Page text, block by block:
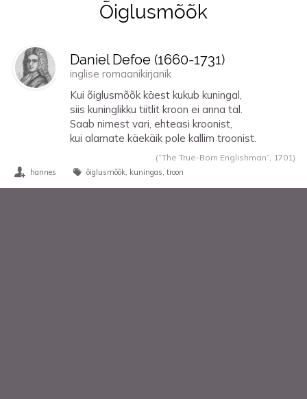
Tsitaadid teemalõiglusmõõk
Õiglusmõõk
Daniel Defoe (1660-1731)
inglise romaanikirjanik
Kui õiglusmõõk käest kukub kuningal,
siis kuninglikku tiitlit kroon ei anna tal.
Saab nimest vari, ehteasi kroonist,
kui alamate käekäik pole kallim troonist.
(“The True-Born Englishman”, 1701 )
hannes õiglusmõõk kuningas troon